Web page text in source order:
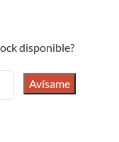
disponible?
Avísame